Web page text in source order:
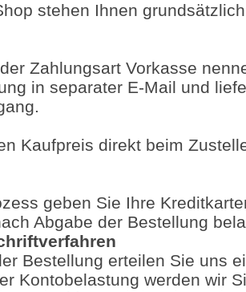
stehen Ihnen
Zahlungsart Vorkasse
in separater E-Mail und
Kaufpreis direkt beim
geben Sie Ihre
Abgabe der Bestellung
Bestellung erteilen Sie uns
Kontobelastung werden wir